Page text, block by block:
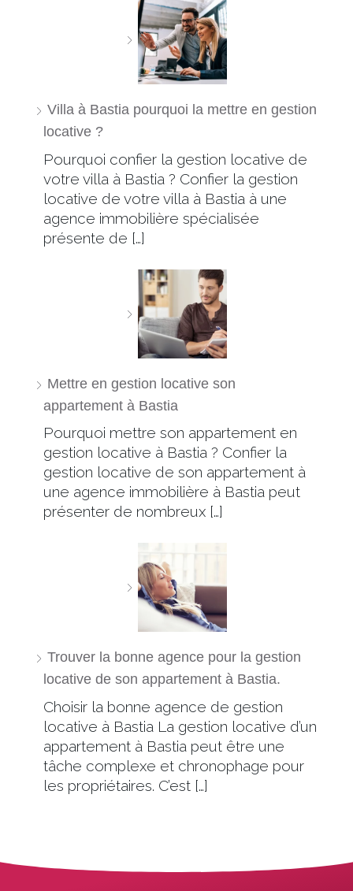
Villa à Bastia pourquoi la mettre en gestion
locative ?
Pourquoi confier la gestion locative de
votre villa à Bastia ? Confier la gestion
locative de votre villa à Bastia à une
agence immobilière spécialisée
présente de […]
Mettre en gestion locative son
appartement à Bastia
Pourquoi mettre son appartement en
gestion locative à Bastia ? Confier la
gestion locative de son appartement à
une agence immobilière à Bastia peut
présenter de nombreux […]
Trouver la bonne agence pour la gestion
locative de son appartement à Bastia.
Choisir la bonne agence de gestion
locative à Bastia La gestion locative d’un
appartement à Bastia peut être une
tâche complexe et chronophage pour
les propriétaires. C’est […]